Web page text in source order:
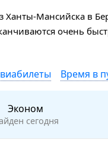
Мансийска в
очень
Время в
Эконом
сегодня